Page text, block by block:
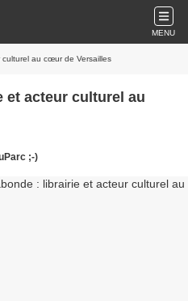
MENU
au cœur de Versailles
et acteur culturel au
;-)